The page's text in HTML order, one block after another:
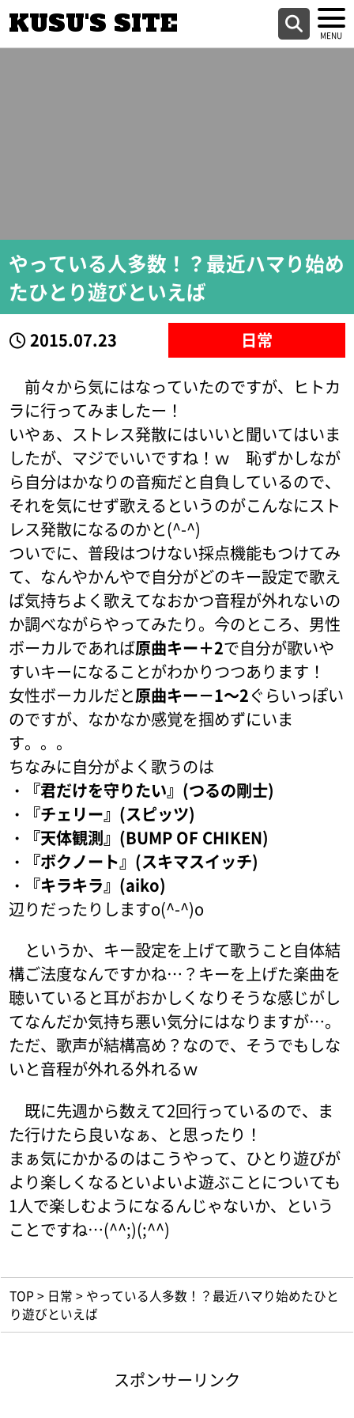
KUSU'S SITE
やっている人多数！？最近ハマり始め
たひとり遊びといえば
2015.07.23 日常
前々から気にはなっていたのですが、ヒトカ
ラに行ってみましたー！
いやぁ、ストレス発散にはいいと聞いてはいま
したが、マジでいいですね！ｗ 恥ずかしなが
ら自分はかなりの音痴だと自負しているので、
それを気にせず歌えるというのがこんなにスト
レス発散になるのかと(^-^)
ついでに、普段はつけない採点機能もつけてみ
て、なんやかんやで自分がどのキー設定で歌え
ば気持ちよく歌えてなおかつ音程が外れないの
か調べながらやってみたり。今のところ、男性
ボーカルであれば原曲キー＋2で自分が歌いや
すいキーになることがわかりつつあります！
女性ボーカルだと原曲キー－1～2ぐらいっぽい
のですが、なかなか感覚を掴めずにいま
す。。。
ちなみに自分がよく歌うのは
・『君だけを守りたい』(つるの剛士)
・『チェリー』(スピッツ)
・『天体観測』(BUMP OF CHIKEN)
・『ボクノート』(スキマスイッチ)
・『キラキラ』(aiko)
辺りだったりしますo(^-^)o
というか、キー設定を上げて歌うこと自体結
構ご法度なんですかね…？キーを上げた楽曲を
聴いていると耳がおかしくなりそうな感じがし
てなんだか気持ち悪い気分にはなりますが…。
ただ、歌声が結構高め？なので、そうでもしな
いと音程が外れる外れるｗ
既に先週から数えて2回行っているので、ま
た行けたら良いなぁ、と思ったり！
まぁ気にかかるのはこうやって、ひとり遊びが
より楽しくなるといよいよ遊ぶことについても
1人で楽しむようになるんじゃないか、という
ことですね…(^^;)(;^^)
TOP > 日常 > やっている人多数！？最近ハマり始めたひと
り遊びといえば
スポンサーリンク